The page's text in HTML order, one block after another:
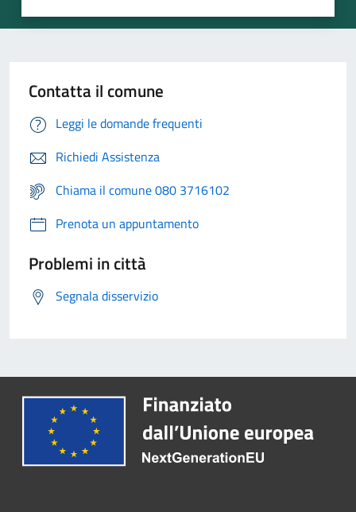
Contatta il comune
Leggi le domande frequenti
Richiedi Assistenza
Chiama il comune 080 3716102
Prenota un appuntamento
Problemi in città
Segnala disservizio